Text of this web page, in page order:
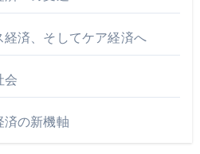
済、そしてケア経済へ
会
済の新機軸